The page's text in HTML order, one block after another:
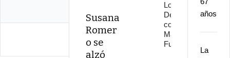
Susana
Romer
o se
alzó
Los
Delinqüentes
conquistan
Marenostrum
Fuengirola
años
La